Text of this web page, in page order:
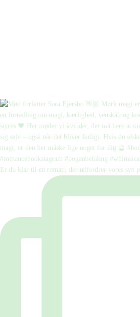
Er du klar til en roman, der udfordrer vores syn p